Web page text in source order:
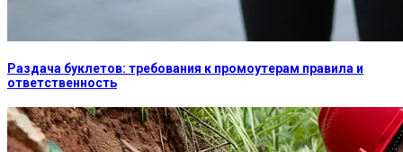
Раздача буклетов: требования к промоутерам правила и
ответственность